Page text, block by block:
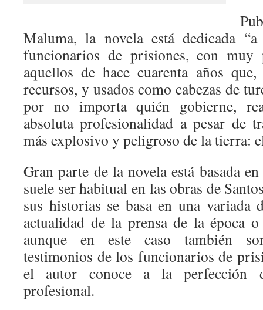
Maluma, la novela está dedicada
funcionarios de prisiones, con
aquellos de hace cuarenta años
recursos, y usados como cabezas de
por no importa quién gobierne,
absoluta profesionalidad a pesar de
más explosivo y peligroso de la tierra:
Gran parte de la novela está basada
suele ser habitual en las obras de
sus historias se basa en una variada
actualidad de la prensa de la época
aunque en este caso también
testimonios de los funcionarios de
el autor conoce a la perfección
profesional.